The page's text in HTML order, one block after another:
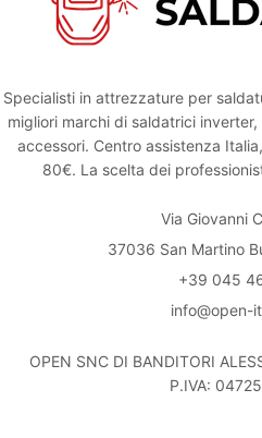
Specialisti in attrezzature per
migliori marchi di saldatrici
accessori. Centro assistenza
80€. La scelta dei
Via Giovanni
37036 San Martino
+39 045
info@open-
OPEN SNC DI BANDITORI
P.IVA: